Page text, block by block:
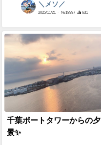
＼メソ／
2025/11/21 - №18997 631
千葉ポートタワーからの夕
景✨